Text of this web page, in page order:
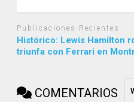
Publicaciones Recientes
Histórico: Lewis Hamilton
triunfa con Ferrari en
COMENTARIOS